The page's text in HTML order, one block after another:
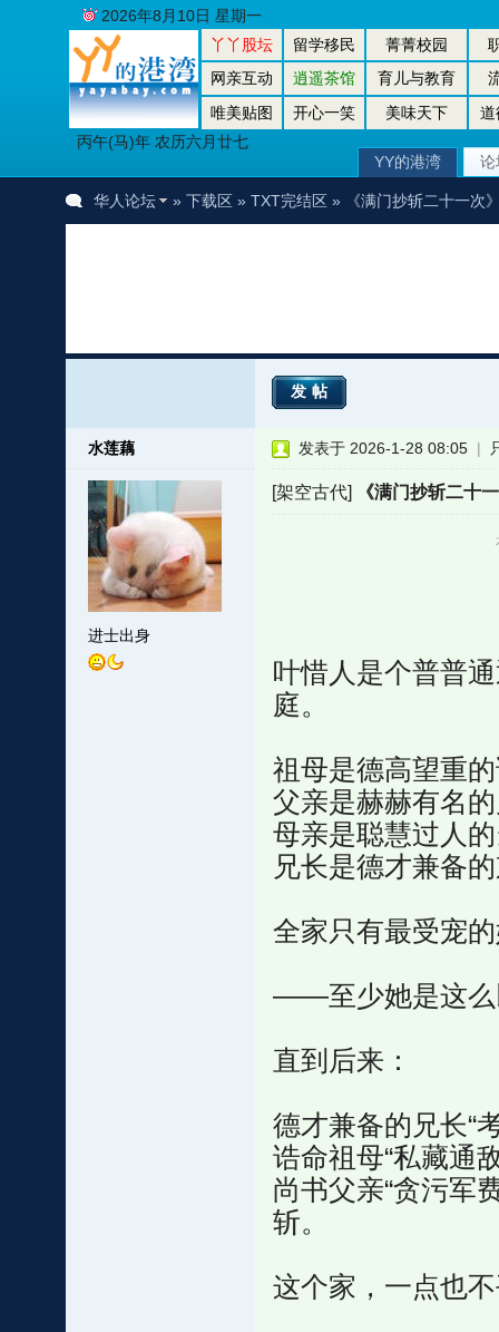
丫丫股坛 留学移民 菁菁校园
网亲互动
逍遥茶馆 育儿与教育
唯美贴图
开心一笑 美味天下
道
丙午(马)年 农历六月廿七
2026年8月10日 星期一
YY的港湾 论
华人论坛 » 下载区» TXT完结区» 《满门抄斩二十一次
发帖
水莲藕
进士出身
发表于 2026-1-28 08:05 |
[架空古代]《满门抄斩二十
叶惜人是个普普
庭。
祖母是德高望重
父亲是赫赫有名
母亲是聪慧过人
兄长是德才兼备
全家只有最受宠
——至少她是这么
直到后来：
德才兼备的兄长“
诰命祖母“私藏通
尚书父亲“贪污军
斩。
这个家，一点也